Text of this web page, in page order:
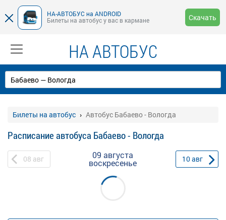
НА-АВТОБУС на ANDROID
Билеты на автобус у вас в кармане
Скачать
НА АВТОБУС
Билеты на автобус Автобус Бабаево - Вологда
Расписание автобуса Бабаево - Вологда
08 авг 09 августа
воскресенье 10авг